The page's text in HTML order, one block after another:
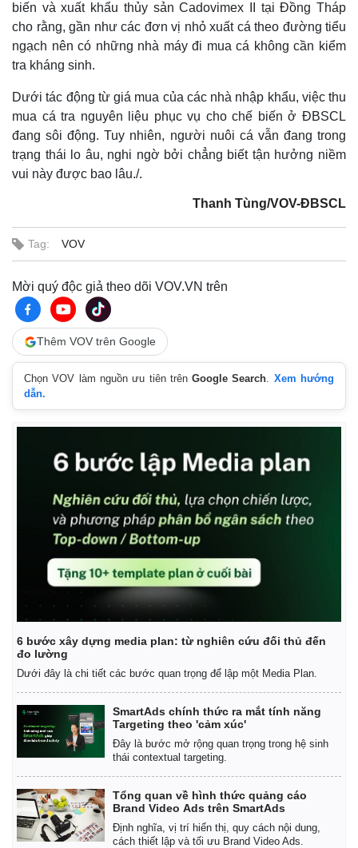
Bất động sản
Khởi nghiệp
Giá vàng
Tiêu dùng
Chứng khoán
Giá cà phê
biến và xuất khẩu thủy sản Cadovimex II tại Đồng Tháp
cho rằng, gần như các đơn vị nhỏ xuất cá theo đường tiểu
ngạch nên có những nhà máy đi mua cá không cần kiểm
tra kháng sinh.
Dưới tác động từ giá mua của các nhà nhập khẩu, việc thu
mua cá tra nguyên liệu phục vụ cho chế biến ở ĐBSCL
đang sôi động. Tuy nhiên, người nuôi cá vẫn đang trong
trạng thái lo âu, nghi ngờ bởi chẳng biết tận hưởng niềm
vui này được bao lâu./.
Thanh Tùng/VOV-ĐBSCL
Tag: VOV
Mời quý độc giả theo dõi VOV.VN trên
Thêm VOV trên Google
Chọn VOV làm nguồn ưu tiên trênGoogle Search. Xem hướng
dẫn.
6 bước xây dựng media plan: từ nghiên cứu đối thủ đến
đo lường
Dưới đây là chi tiết các bước quan trọng để lập một Media Plan.
SmartAds chính thức ra mắt tính năng
Targeting theo 'cảm xúc'
Đây là bước mở rộng quan trọng trong hệ sinh
thái contextual targeting.
Tổng quan về hình thức quảng cáo
Brand Video Ads trên SmartAds
Định nghĩa, vị trí hiển thị, quy cách nội dung,
cách thiết lập và tối ưu Brand Video Ads.